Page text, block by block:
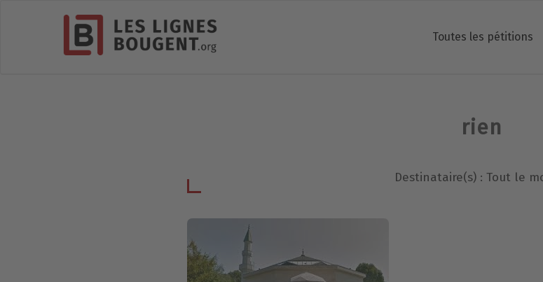
Toutes les pétitions
rien
Destinataire(s) : Tout le